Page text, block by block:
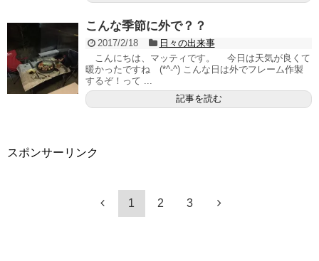
こんな季節に外で？？
2017/2/18
日々の出来事
こんにちは、マッティです。 今日は天気が良くて
暖かったですね (*^-^) こんな日は外でフレーム作製
するぞ！って ...
記事を読む
スポンサーリンク
1 2 3